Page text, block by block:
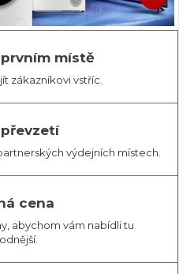
místě
zákazníkovi vstříc.
výdejních místech.
cena
abychom vám nabídli tu